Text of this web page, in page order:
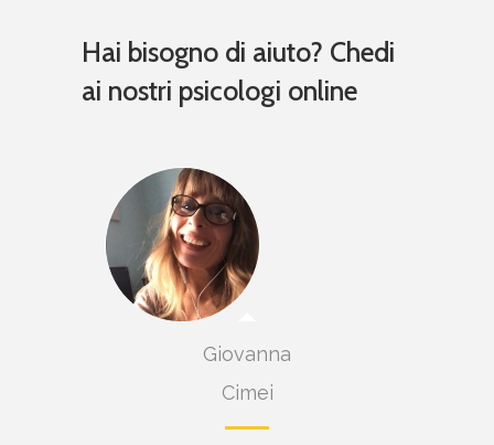
Hai bisogno di aiuto? Chedi
ai nostri psicologi online
Giovanna
Cimei